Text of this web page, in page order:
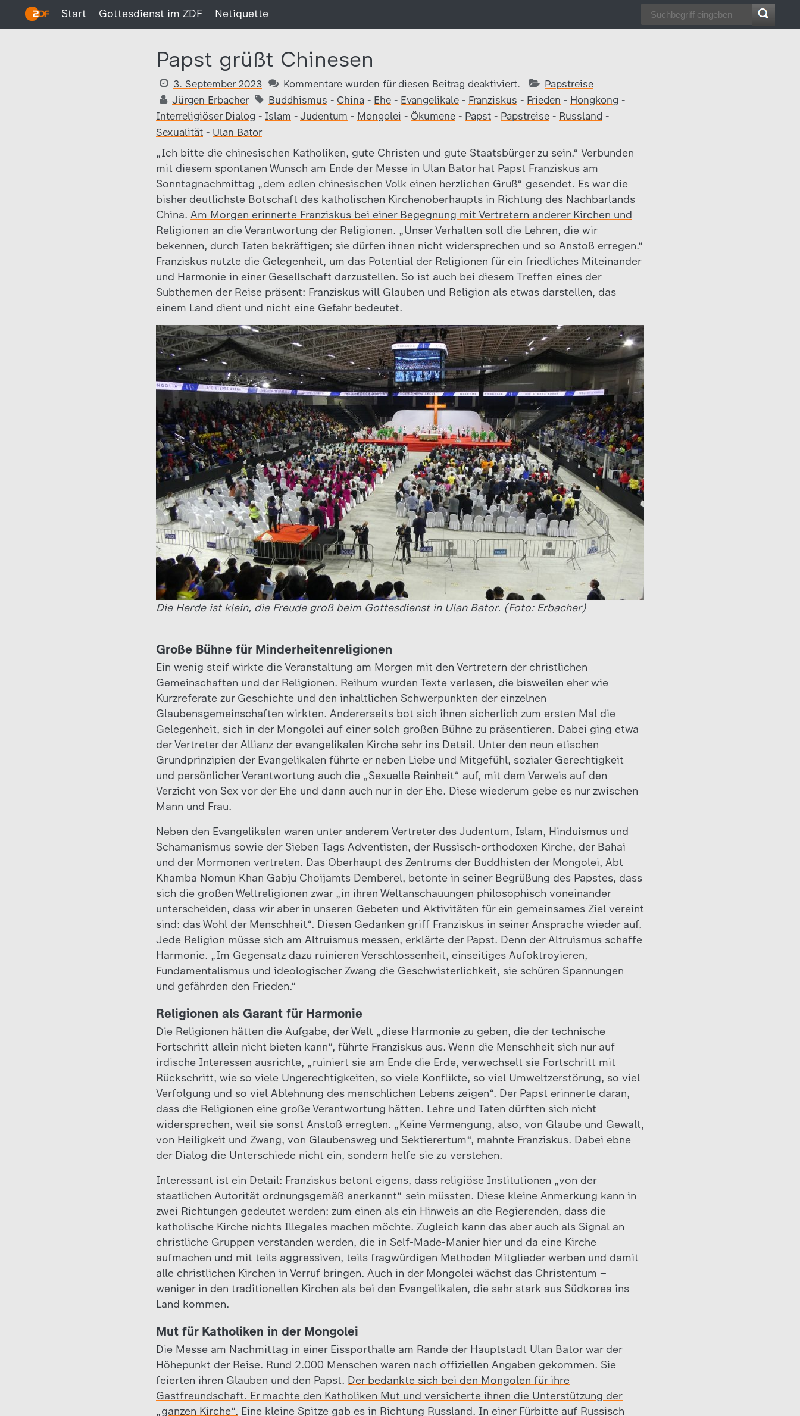
Start Gottesdienst im ZDF Netiquette
Papst grüßt Chinesen
3. September 2023 Kommentare wurden für diesen Beitrag deaktiviert.
Papstreise
Jürgen Erbacher
Buddhismus - China - Ehe - Evangelikale - Franziskus - Frieden - Hongkong -
Interreligiöser Dialog - Islam - Judentum - Mongolei - Ökumene - Papst - Papstreise - Russland -
Sexualität - Ulan Bator
„Ich bitte die chinesischen Katholiken, gute Christen und gute Staatsbürger zu sein.“ Verbunden
mit diesem spontanen Wunsch am Ende der Messe in Ulan Bator hat Papst Franziskus am
Sonntagnachmittag „dem edlen chinesischen Volk einen herzlichen Gruß“ gesendet. Es war die
bisher deutlichste Botschaft des katholischen Kirchenoberhaupts in Richtung des Nachbarlands
China. Am Morgen erinnerte Franziskus bei einer Begegnung mit Vertretern anderer Kirchen und
Religionen an die Verantwortung der Religionen. „Unser Verhalten soll die Lehren, die wir
bekennen, durch Taten bekräftigen; sie dürfen ihnen nicht widersprechen und so Anstoß erregen.“
Franziskus nutzte die Gelegenheit, um das Potential der Religionen für ein friedliches Miteinander
und Harmonie in einer Gesellschaft darzustellen. So ist auch bei diesem Treffen eines der
Subthemen der Reise präsent: Franziskus will Glauben und Religion als etwas darstellen, das
einem Land dient und nicht eine Gefahr bedeutet.
Die Herde ist klein, die Freude groß beim Gottesdienst in Ulan Bator. (Foto: Erbacher)
Große Bühne für Minderheitenreligionen
Ein wenig steif wirkte die Veranstaltung am Morgen mit den Vertretern der christlichen
Gemeinschaften und der Religionen. Reihum wurden Texte verlesen, die bisweilen eher wie
Kurzreferate zur Geschichte und den inhaltlichen Schwerpunkten der einzelnen
Glaubensgemeinschaften wirkten. Andererseits bot sich ihnen sicherlich zum ersten Mal die
Gelegenheit, sich in der Mongolei auf einer solch großen Bühne zu präsentieren. Dabei ging etwa
der Vertreter der Allianz der evangelikalen Kirche sehr ins Detail. Unter den neun etischen
Grundprinzipien der Evangelikalen führte er neben Liebe und Mitgefühl, sozialer Gerechtigkeit
und persönlicher Verantwortung auch die „Sexuelle Reinheit“ auf, mit dem Verweis auf den
Verzicht von Sex vor der Ehe und dann auch nur in der Ehe. Diese wiederum gebe es nur zwischen
Mann und Frau.
Neben den Evangelikalen waren unter anderem Vertreter des Judentum, Islam, Hinduismus und
Schamanismus sowie der Sieben Tags Adventisten, der Russisch-orthodoxen Kirche, der Bahai
und der Mormonen vertreten. Das Oberhaupt des Zentrums der Buddhisten der Mongolei, Abt
Khamba Nomun Khan Gabju Choijamts Demberel, betonte in seiner Begrüßung des Papstes, dass
sich die großen Weltreligionen zwar „in ihren Weltanschauungen philosophisch voneinander
unterscheiden, dass wir aber in unseren Gebeten und Aktivitäten für ein gemeinsames Ziel vereint
sind: das Wohl der Menschheit“. Diesen Gedanken griff Franziskus in seiner Ansprache wieder auf.
Jede Religion müsse sich am Altruismus messen, erklärte der Papst. Denn der Altruismus schaffe
Harmonie. „Im Gegensatz dazu ruinieren Verschlossenheit, einseitiges Aufoktroyieren,
Fundamentalismus und ideologischer Zwang die Geschwisterlichkeit, sie schüren Spannungen
und gefährden den Frieden.“
Religionen als Garant für Harmonie
Die Religionen hätten die Aufgabe, der Welt „diese Harmonie zu geben, die der technische
Fortschritt allein nicht bieten kann“, führte Franziskus aus. Wenn die Menschheit sich nur auf
irdische Interessen ausrichte, „ruiniert sie am Ende die Erde, verwechselt sie Fortschritt mit
Rückschritt, wie so viele Ungerechtigkeiten, so viele Konflikte, so viel Umweltzerstörung, so viel
Verfolgung und so viel Ablehnung des menschlichen Lebens zeigen“. Der Papst erinnerte daran,
dass die Religionen eine große Verantwortung hätten. Lehre und Taten dürften sich nicht
widersprechen, weil sie sonst Anstoß erregten. „Keine Vermengung, also, von Glaube und Gewalt,
von Heiligkeit und Zwang, von Glaubensweg und Sektierertum“, mahnte Franziskus. Dabei ebne
der Dialog die Unterschiede nicht ein, sondern helfe sie zu verstehen.
Interessant ist ein Detail: Franziskus betont eigens, dass religiöse Institutionen „von der
staatlichen Autorität ordnungsgemäß anerkannt“ sein müssten. Diese kleine Anmerkung kann in
zwei Richtungen gedeutet werden: zum einen als ein Hinweis an die Regierenden, dass die
katholische Kirche nichts Illegales machen möchte. Zugleich kann das aber auch als Signal an
christliche Gruppen verstanden werden, die in Self-Made-Manier hier und da eine Kirche
aufmachen und mit teils aggressiven, teils fragwürdigen Methoden Mitglieder werben und damit
alle christlichen Kirchen in Verruf bringen. Auch in der Mongolei wächst das Christentum –
weniger in den traditionellen Kirchen als bei den Evangelikalen, die sehr stark aus Südkorea ins
Land kommen.
Mut für Katholiken in der Mongolei
Die Messe am Nachmittag in einer Eissporthalle am Rande der Hauptstadt Ulan Bator war der
Höhepunkt der Reise. Rund 2.000 Menschen waren nach offiziellen Angaben gekommen. Sie
feierten ihren Glauben und den Papst. Der bedankte sich bei den Mongolen für ihre
Gastfreundschaft. Er machte den Katholiken Mut und versicherte ihnen die Unterstützung der
„ganzen Kirche“. Eine kleine Spitze gab es in Richtung Russland. In einer Fürbitte auf Russisch